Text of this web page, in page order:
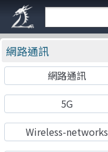
網路通訊
網路通訊
5G
Wireless-networks